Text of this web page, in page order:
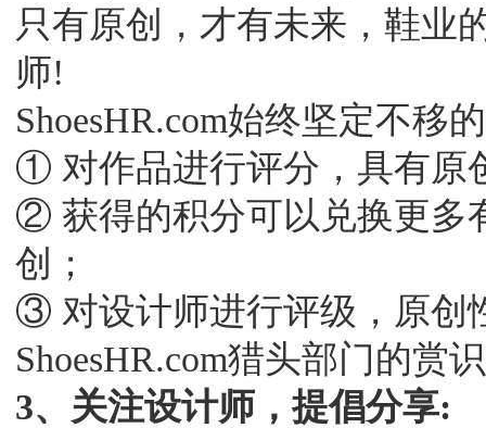
只有原创，才有未来，鞋业
师!
ShoesHR.com始终坚定不移
① 对作品进行评分，具有原
② 获得的积分可以兑换更多
创；
③ 对设计师进行评级，原创
ShoesHR.com猎头部门的赏
3、关注设计师，提倡分享: